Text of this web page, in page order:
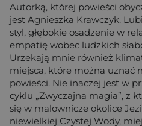
Autorką, której powieści
jest Agnieszka Krawczyk.
styl, głębokie osadzenie w
empatię wobec ludzkich
Urzekają mnie również
miejsca, które można uznać
powieści. Nie inaczej jest w
cyklu „Zwyczajna magia”, z
się w malownicze okolice
niewielkiej Czystej Wody,